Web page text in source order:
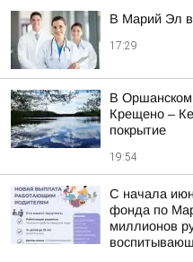
В Марий Эл
17:29
В Оршанском
Крещено –
покрытие
19:54
С начала
фонда по
миллионов